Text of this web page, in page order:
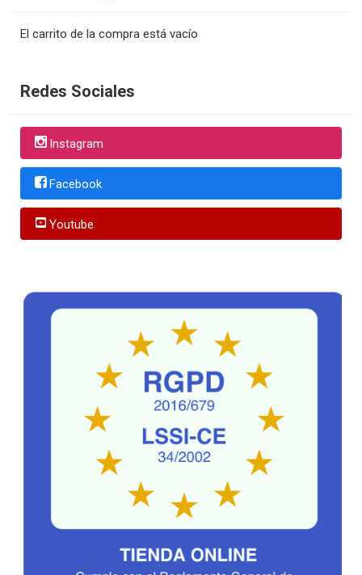
El carrito de la compra está vacío
Redes Sociales
Instagram
Facebook
Youtube